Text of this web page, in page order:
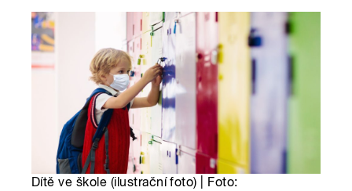
Dítě ve škole (ilustrační foto) | Foto: